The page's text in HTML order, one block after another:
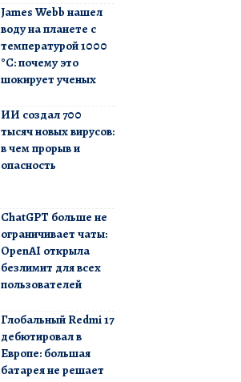
James Webb нашел
воду на планете с
температурой 1000
°C: почему это
шокирует ученых
ИИ создал 700
тысяч новых вирусов:
в чем прорыв и
опасность
ChatGPT больше не
ограничивает чаты:
OpenAI открыла
безлимит для всех
пользователей
Глобальный Redmi 17
дебютировал в
Европе: большая
батарея не решает